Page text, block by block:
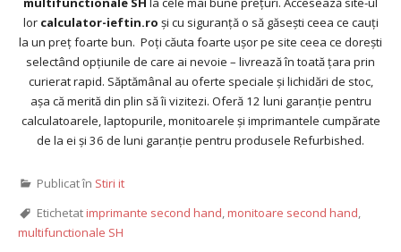
lor calculator-ieftin.ro și cu siguranță o să găsești ceea ce cauți
la un preț foarte bun. Poți căuta foarte ușor pe site ceea ce dorești
selectând opțiunile de care ai nevoie – livrează în toată țara prin
curierat rapid. Săptămânal au oferte speciale și lichidări de stoc,
așa că merită din plin să îi vizitezi. Oferă 12 luni garanție pentru
calculatoarele, laptopurile, monitoarele și imprimantele cumpărate
de la ei și 36 de luni garanție pentru produsele Refurbished.
Publicat în Stiri it
Etichetatimprimante second hand,monitoare second hand,
multifunctionale SH